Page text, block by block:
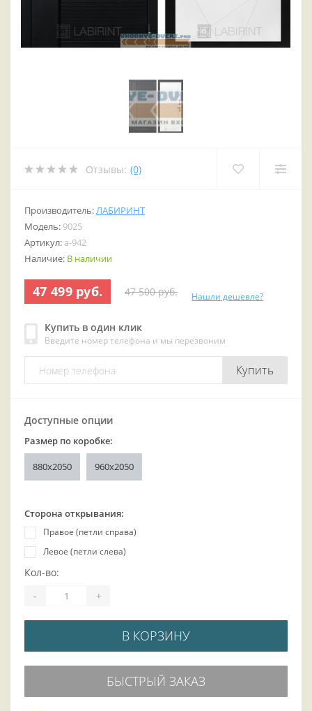
Отзывы: (0)
Производитель:ЛАБИРИНТ
Модель: 9025
Артикул: a-942
Наличие: В наличии
47 499 руб. 47 500 руб. Нашли дешевле?
Купить в один клик
Введите номер телефона и мы перезвоним
Купить
Доступные опции
Размер по коробке:
880x2050 960x2050
Сторона открывания:
Правое (петли справа)
Левое (петли слева)
Кол-во:
- +
В КОРЗИНУ
БЫСТРЫЙ ЗАКАЗ